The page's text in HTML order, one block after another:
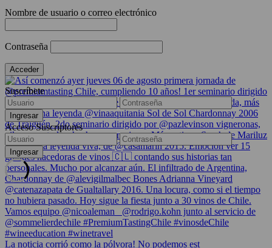
La noticia corrió como la pólvora! No podemos est
Nombre de usuario o correo electrónico
Contraseña
Suscríbete
Acceso Suscriptores